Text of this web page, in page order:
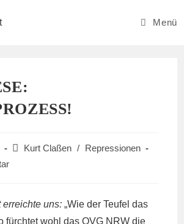
Menü
Beitrags-
Kurt Claßen /
Repressionen
erreichte uns: „Wie der Teufel das
fürchtet wohl das OVG NRW die